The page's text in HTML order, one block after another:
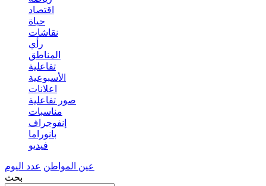
اقتصاد
حياة
نقاشات
رأي
المناطق
تفاعلية
الأسبوعية
اعلانات
صور تفاعلية
مناسبات
إنفوجراف
بانوراما
فيديو
عين المواطن عدد اليوم
بحث